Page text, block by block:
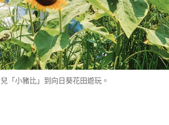
「小豬比」到向日葵花田遊玩。